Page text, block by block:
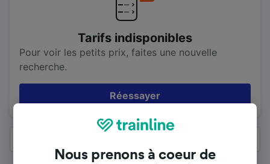
Tarifs indisponibles
Pour voir les petits prix, faites une nouvelle
recherche.
Réessayer
Nous prenons à coeur de